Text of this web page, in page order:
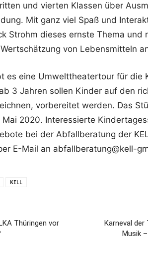
und vierten Klassen über
Mit ganz viel Spaß und
Strohm dieses ernste Thema und
von Lebensmitteln
es eine Umwelttheatertour für die
3 Jahren sollen Kinder auf den
vorbereitet werden. Das
2020. Interessierte
bei der Abfallberatung der
E-Mail an abfallberatung@kell-
KELL
Thüringen vor
Karneval
Musik